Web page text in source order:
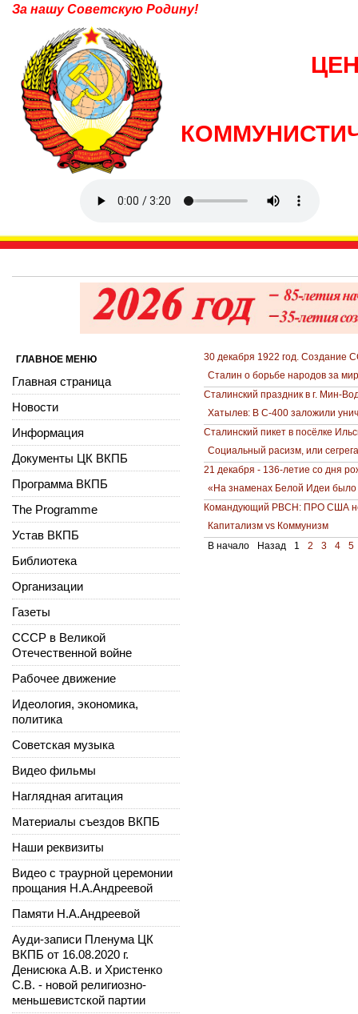
За нашу Советскую Родину!
30 декабря 1922 год. Создание
Сталин о борьбе народов за
Сталинский праздник в г. Мин-
Хатылев: В С-400 заложили
Cталинский пикет в посёлке
Социальный расизм, или
21 декабря - 136-летие со дня
«На знаменах Белой Идеи
Командующий РВСН: ПРО США не
Капитализм vs Коммунизм
В начало
Назад 1 2 3 4 5
ГЛАВНОЕ МЕНЮ
Главная страница
Новости
Информация
Документы ЦК ВКПБ
Программа ВКПБ
The Programme
Устав ВКПБ
Библиотека
Организации
Газеты
СССР в Великой
Отечественной войне
Рабочее движение
Идеология, экономика,
политика
Советская музыка
Видео фильмы
Наглядная агитация
Материалы съездов ВКПБ
Наши реквизиты
Видео с траурной церемонии
прощания Н.А.Андреевой
Памяти Н.А.Андреевой
Ауди-записи Пленума ЦК
ВКПБ от 16.08.2020 г.
Денисюка А.В. и Христенко
С.В. - новой религиозно-
меньшевистской партии